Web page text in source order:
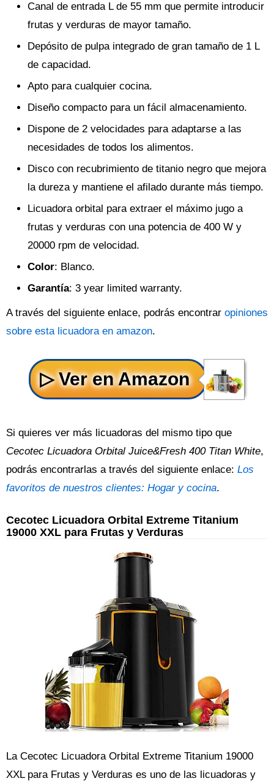
Canal de entrada L de 55 mm que permite introducir
frutas y verduras de mayor tamaño.
Depósito de pulpa integrado de gran tamaño de 1 L
de capacidad.
Apto para cualquier cocina.
Diseño compacto para un fácil almacenamiento.
Dispone de 2 velocidades para adaptarse a las
necesidades de todos los alimentos.
Disco con recubrimiento de titanio negro que mejora
la dureza y mantiene el afilado durante más tiempo.
Licuadora orbital para extraer el máximo jugo a
frutas y verduras con una potencia de 400 W y
20000 rpm de velocidad.
Color: Blanco.
Garantía: 3 year limited warranty.
A través del siguiente enlace, podrás encontrar opiniones
sobre esta licuadora en amazon.
Si quieres ver más licuadoras del mismo tipo que
Cecotec Licuadora Orbital Juice&Fresh 400 Titan White,
podrás encontrarlas a través del siguiente enlace: Los
favoritos de nuestros clientes: Hogar y cocina.
Cecotec Licuadora Orbital Extreme Titanium
19000 XXL para Frutas y Verduras
La Cecotec Licuadora Orbital Extreme Titanium 19000
XXL para Frutas y Verduras es uno de las licuadoras y